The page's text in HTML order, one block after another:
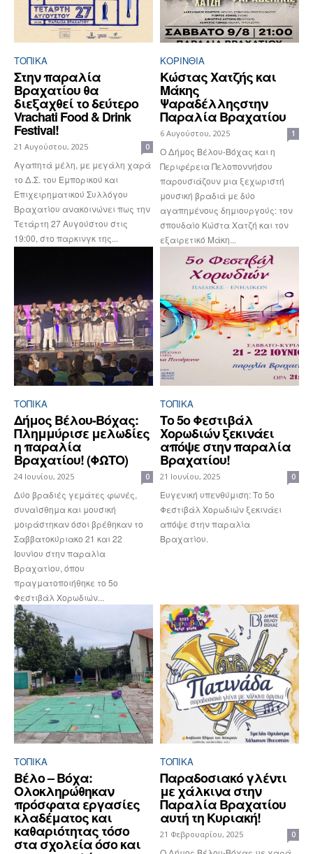
ΤΟΠΙΚΑ
Στην παραλία
Βραχατίου θα
διεξαχθεί το δεύτερο
Vrachati Food & Drink
Festival!
21 Αυγούστου, 2025 0
Αγαπητά μέλη, με μεγάλη χαρά
το Δ.Σ. του Εμπορικού και
Επιχειρηματικού Συλλόγου
Βραχατίου ανακοινώνει πως την
Τετάρτη 27 Αυγούστου στις
19:00, στο παρκινγκ της...
ΚΟΡΙΝΘΊΑ
Κώστας Χατζής και
Μάκης
Ψαραδέλληςστην
Παραλία Βραχατίου
6 Αυγούστου, 2025 1
Ο Δήμος Βέλου-Βόχας και η
Περιφέρεια Πελοποννήσου
παρουσιάζουν μια ξεχωριστή
μουσική βραδιά με δύο
αγαπημένους δημιουργούς: τον
σπουδαίο Κώστα Χατζή και τον
εξαιρετικό Μάκη...
ΤΟΠΙΚΑ
Δήμος Βέλου-Βόχας:
Πλημμύρισε μελωδίες
η παραλία
Βραχατίου! (ΦΩΤΟ)
24 Ιουνίου, 2025 0
Δύο βραδιές γεμάτες φωνές,
συναίσθημα και μουσική
μοιράστηκαν όσοι βρέθηκαν το
Σαββατοκύριακο 21 και 22
Ιουνίου στην παραλία
Βραχατίου, όπου
πραγματοποιήθηκε το 5ο
Φεστιβάλ Χορωδιών...
ΤΟΠΙΚΑ
Το 5ο Φεστιβάλ
Χορωδιών ξεκινάει
απόψε στην παραλία
Βραχατίου!
21 Ιουνίου, 2025 0
Ευγενική υπενθύμιση: Το 5ο
Φεστιβάλ Χορωδιών ξεκινάει
απόψε στην παραλία
Βραχατίου.
ΤΟΠΙΚΑ
Βέλο – Βόχα:
Ολοκληρώθηκαν
πρόσφατα εργασίες
κλαδέματος και
καθαριότητας τόσο
στα σχολεία όσο και
ΤΟΠΙΚΑ
Παραδοσιακό γλέντι
με χάλκινα στην
Παραλία Βραχατίου
αυτή τη Κυριακή!
21 Φεβρουαρίου, 2025 0